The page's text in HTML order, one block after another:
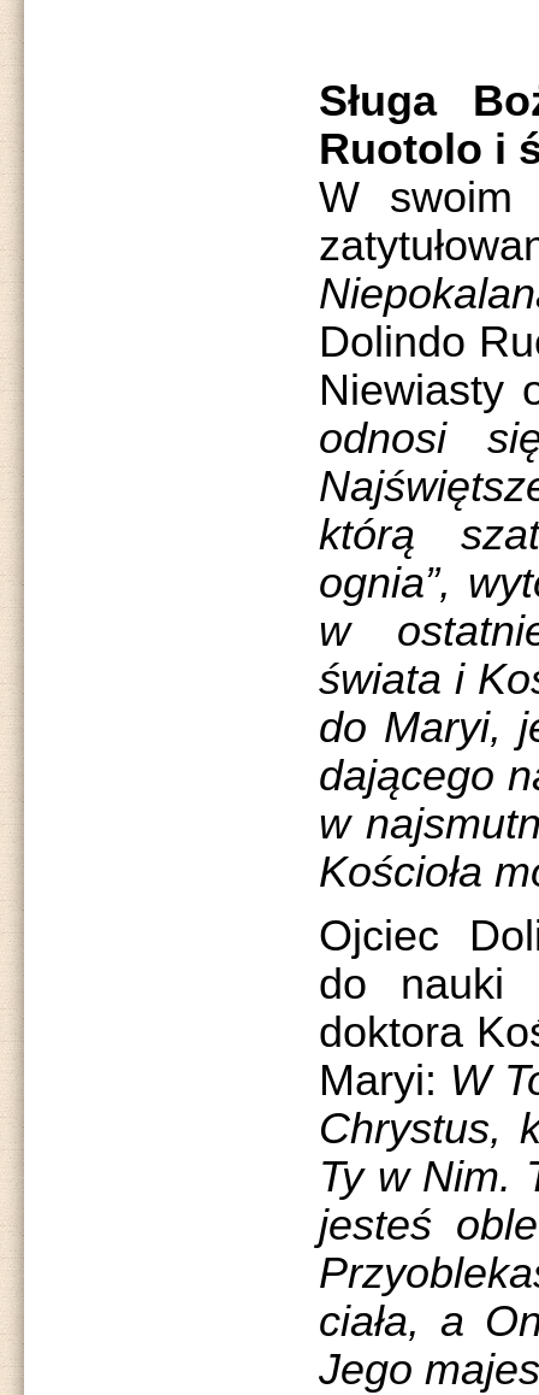
Sługa
Ruotolo i
W swoim
Dolindo
Niewiasty
odnosi
którą
ognia”,
w
świata i
do Maryi,
dającego
w
Kościoła
Ojciec
do nauki
doktora
Maryi: W
Chrystus,
Ty w Nim.
jesteś
ciała, a
Jego